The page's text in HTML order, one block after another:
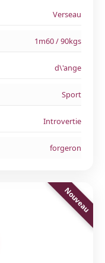
Verseau
1m60 / 90kgs
d\'ange
Sport
Introvertie
forgeron